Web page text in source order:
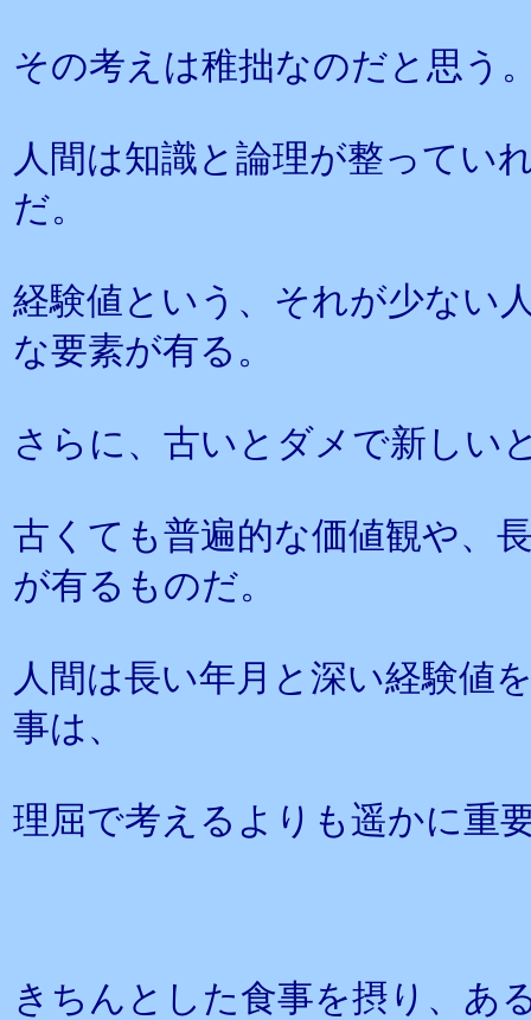
その考えは稚拙なのだと思う
人間は知識と論理が整ってい
だ。
経験値という、それが少ない
な要素が有る。
さらに、古いとダメで新しい
古くても普遍的な価値観や、
が有るものだ。
人間は長い年月と深い経験値
事は、
理屈で考えるよりも遥かに重
きちんとした食事を摂り、あ